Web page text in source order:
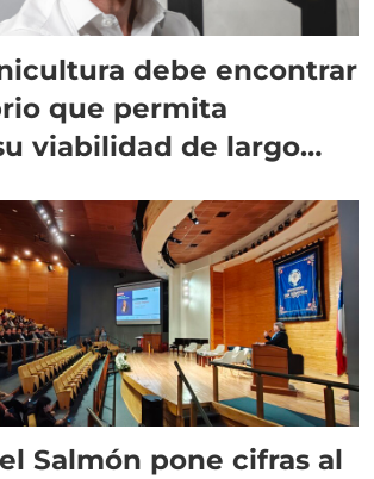
debe encontrar
que permita
viabilidad de largo
Salmón pone cifras al